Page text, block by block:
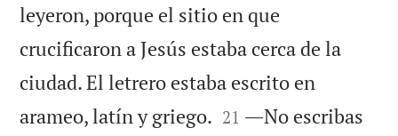
leyeron, porque el sitio en que
crucificaron a Jesús estaba cerca de la
ciudad. El letrero estaba escrito en
arameo, latín y griego. 

21 ―No escribas